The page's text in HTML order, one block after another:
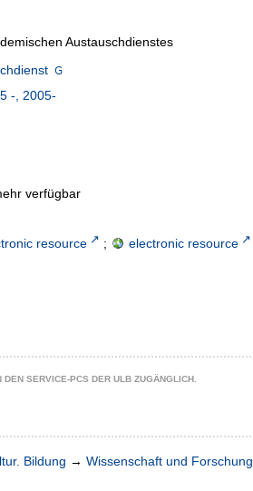
Austauschdienstes
-, 2005-
verfügbar
resource ;
electronic resource
SERVICE-PCS DER ULB ZUGÄNGLICH.
Bildung → Wissenschaft und Forschung